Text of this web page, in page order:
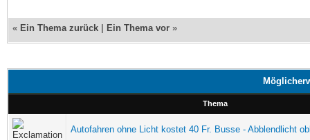
« Ein Thema zurück Ein Thema vor »
Thema
Autofahren ohne Licht kostet 40 Fr. Busse - Abblendlicht